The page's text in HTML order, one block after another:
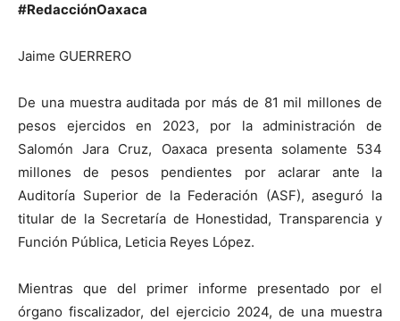
#RedacciónOaxaca
Jaime GUERRERO
De una muestra auditada por más de 81 mil millones de
pesos ejercidos en 2023, por la administración de
Salomón Jara Cruz, Oaxaca presenta solamente 534
millones de pesos pendientes por aclarar ante la
Auditoría Superior de la Federación (ASF), aseguró la
titular de la Secretaría de Honestidad, Transparencia y
Función Pública, Leticia Reyes López.
Mientras que del primer informe presentado por el
órgano fiscalizador, del ejercicio 2024, de una muestra